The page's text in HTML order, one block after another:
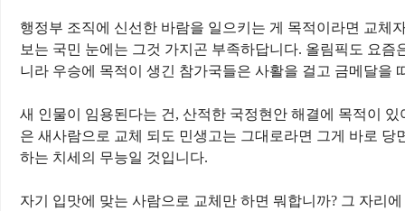
행정부 조직에 신선한 바람을 일으키는 게 목적이라면 교체
보는 국민 눈에는 그것 가지곤 부족하답니다. 올림픽도 요즘
니라 우승에 목적이 생긴 참가국들은 사활을 걸고 금메달을
새 인물이 임용된다는 건 , 산적한 국정현안 해결에 목적이 있
은 새사람으로 교체 되도 민생고는 그대로라면 그게 바로 당
하는 치세의 무능일 것입니다.
자기 입맛에 맞는 사람으로 교체만 하면 뭐합니까? 그 자리